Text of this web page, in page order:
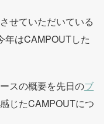
せていただいている
年はCAMPOUTした
スの概要を先日のブ
じたCAMPOUTにつ